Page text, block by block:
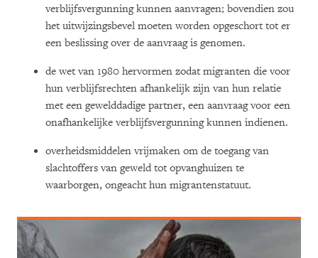
verblijfsvergunning kunnen aanvragen; bovendien zou
het uitwijzingsbevel moeten worden opgeschort tot er
een beslissing over de aanvraag is genomen.
de wet van 1980 hervormen zodat migranten die voor
hun verblijfsrechten afhankelijk zijn van hun relatie
met een gewelddadige partner, een aanvraag voor een
onafhankelijke verblijfsvergunning kunnen indienen.
overheidsmiddelen vrijmaken om de toegang van
slachtoffers van geweld tot opvanghuizen te
waarborgen, ongeacht hun migrantenstatuut.